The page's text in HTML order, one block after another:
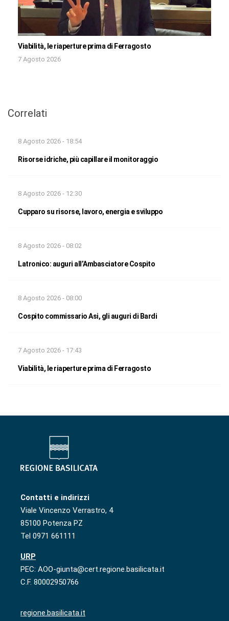
Viabilità, le riaperture prima di Ferragosto
7 Agosto 2026
Correlati
8 Agosto 2026 - 18:54
Risorse idriche, più capillare il monitoraggio
8 Agosto 2026 - 12:30
Cupparo su risorse, lavoro, energia e sviluppo
8 Agosto 2026 - 08:02
Latronico: auguri all’Ambasciatore Cospito
8 Agosto 2026 - 08:00
Cospito commissario Asi, gli auguri di Bardi
7 Agosto 2026 - 17:43
Viabilità, le riaperture prima di Ferragosto
Contatti e indirizzi
Viale Vincenzo Verrastro, 4
85100 Potenza PZ
Tel 0971 661111
URP
PEC: AOO-giunta@cert.regione.basilicata.it
C.F. 80002950766
regione.basilicata.it